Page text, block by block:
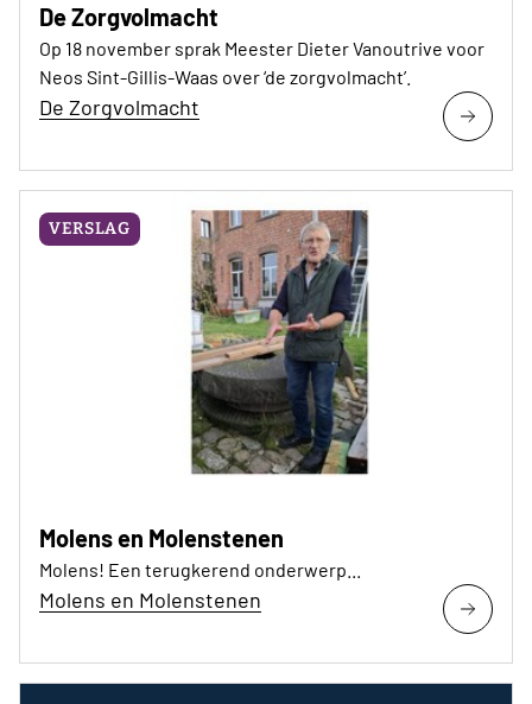
De Zorgvolmacht
Op 18 november sprak Meester Dieter Vanoutrive voor
Neos Sint-Gillis-Waas over ‘de zorgvolmacht’.
De Zorgvolmacht
VERSLAG
Molens en Molenstenen
Molens! Een terugkerend onderwerp...
Molens en Molenstenen